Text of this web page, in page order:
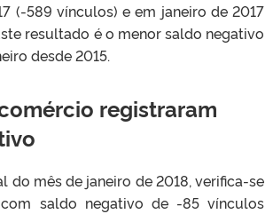
(-589 vínculos) e em janeiro de 2017
resultado é o menor saldo negativo
desde 2015.
registraram
do mês de janeiro de 2018, verifica-se
saldo negativo de -85 vínculos